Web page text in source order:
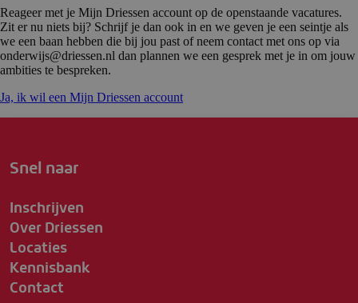
Reageer met je Mijn Driessen account op de openstaande vacatures.
Zit er nu niets bij? Schrijf je dan ook in en we geven je een seintje als
we een baan hebben die bij jou past of neem contact met ons op via
onderwijs@driessen.nl dan plannen we een gesprek met je in om jouw
ambities te bespreken.
Ja, ik wil een Mijn Driessen account
Snel naar
Inschrijven
Over Driessen
Locaties
Kennisbank
Contact